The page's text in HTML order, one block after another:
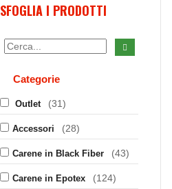
SFOGLIA I PRODOTTI
Categorie
Outlet (31)
Accessori (28)
Carene in Black Fiber (43)
Carene in Epotex (124)